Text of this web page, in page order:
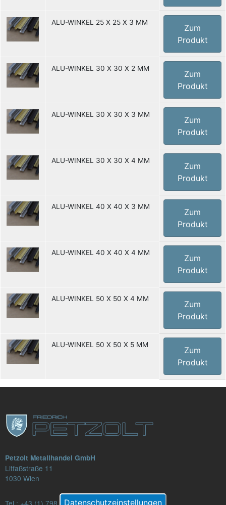
ALU-WINKEL 25 X 25 X 3 MM
Zum
Produkt
ALU-WINKEL 30 X 30 X 2 MM
Zum
Produkt
ALU-WINKEL 30 X 30 X 3 MM
Zum
Produkt
ALU-WINKEL 30 X 30 X 4 MM
Zum
Produkt
ALU-WINKEL 40 X 40 X 3 MM
Zum
Produkt
ALU-WINKEL 40 X 40 X 4 MM
Zum
Produkt
ALU-WINKEL 50 X 50 X 4 MM
Zum
Produkt
ALU-WINKEL 50 X 50 X 5 MM
Zum
Produkt
Petzolt Metallhandel GmbH
Litfaßstraße 11
1030 Wien
Datenschutzeinstellungen